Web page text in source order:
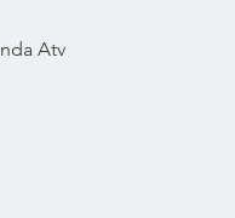
Atv